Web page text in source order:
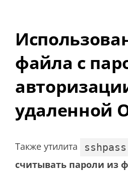
файла с
удаленной
Также утилита sshpass
считывать пароли из